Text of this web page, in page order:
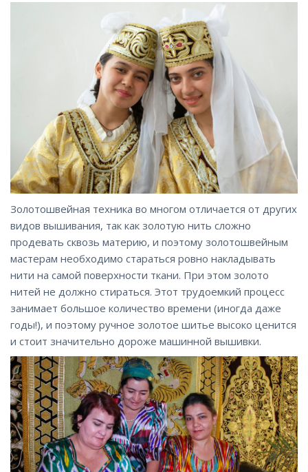
Золотошвейная техника во многом отличается от других
видов вышивания, так как золотую нить сложно
продевать сквозь материю, и поэтому золотошвейным
мастерам необходимо стараться ровно накладывать
нити на самой поверхности ткани. При этом золото
нитей не должно стираться. Этот трудоемкий процесс
занимает большое количество времени (иногда даже
годы!), и поэтому ручное золотое шитье высоко ценится
и стоит значительно дороже машинной вышивки.